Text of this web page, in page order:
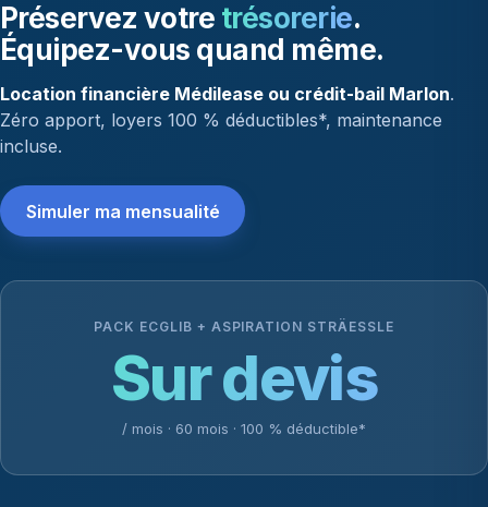
Préservez votre trésorerie.
Équipez-vous quand même.
Location financière Médilease ou crédit-bail Marlon.
Zéro apport, loyers 100 % déductibles*, maintenance
incluse.
Simuler ma mensualité
PACK ECGLIB + ASPIRATION STRÄESSLE
Sur devis
/ mois · 60 mois · 100 % déductible*